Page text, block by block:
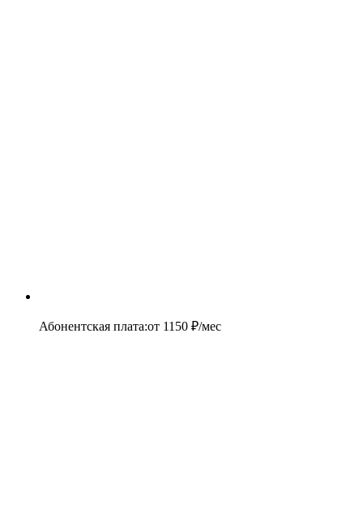
Абонентская плата:от 1150 ₽/мес